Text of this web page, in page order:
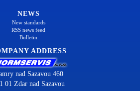
NEWS
New standards
RSS news feed
Bulletin
ADDRESS
nad Sazavou 460
01 Zdar nad Sazavou